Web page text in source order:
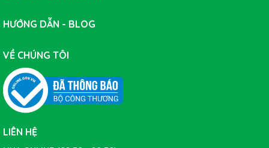
HƯỚNG DẪN - BLOG
VỀ CHÚNG TÔI
LIÊN HỆ